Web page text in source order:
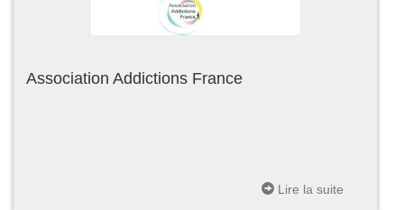
Association Addictions France
Lire la suite